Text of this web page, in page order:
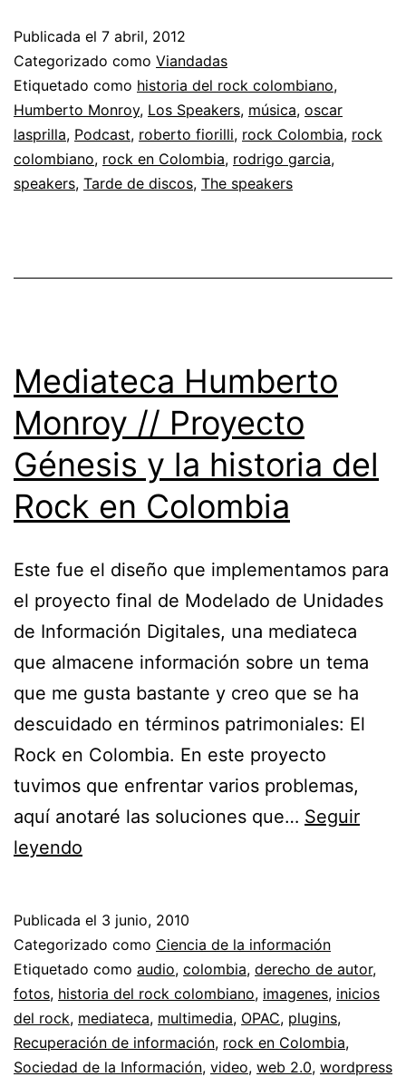
sobre
The
Speakers
Publicada el 7 abril, 2012
Categorizado como Viandadas
Etiquetado como historia del rock colombiano,
Humberto Monroy, Los Speakers, música, oscar
lasprilla, Podcast, roberto fiorilli, rock Colombia, rock
colombiano, rock en Colombia, rodrigo garcia,
speakers, Tarde de discos, The speakers
Mediateca Humberto
Monroy // Proyecto
Génesis y la historia del
Rock en Colombia
Este fue el diseño que implementamos para
el proyecto final de Modelado de Unidades
de Información Digitales, una mediateca
que almacene información sobre un tema
que me gusta bastante y creo que se ha
descuidado en términos patrimoniales: El
Rock en Colombia. En este proyecto
tuvimos que enfrentar varios problemas,
aquí anotaré las soluciones que… Seguir
leyendo
//
Proyecto
Génesis
y
la
Publicada el 3 junio, 2010
Categorizado como Ciencia de la información
Etiquetado como audio, colombia, derecho de autor,
fotos, historia del rock colombiano, imagenes, inicios
del rock, mediateca, multimedia, OPAC, plugins,
Recuperación de información, rock en Colombia,
Sociedad de la Información, video, web 2.0, wordpress